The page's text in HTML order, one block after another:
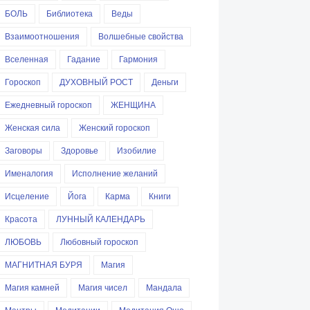
БОЛЬ
Библиотека
Веды
Взаимоотношения
Волшебные свойства
Вселенная
Гадание
Гармония
Гороскоп
ДУХОВНЫЙ РОСТ
Деньги
Ежедневный гороскоп
ЖЕНЩИНА
Женская сила
Женский гороскоп
Заговоры
Здоровье
Изобилие
Именалогия
Исполнение желаний
Исцеление
Йога Карма
Книги
Красота
ЛУННЫЙ КАЛЕНДАРЬ
ЛЮБОВЬ
Любовный гороскоп
МАГНИТНАЯ БУРЯ
Магия
Магия камней
Магия чисел
Мандала